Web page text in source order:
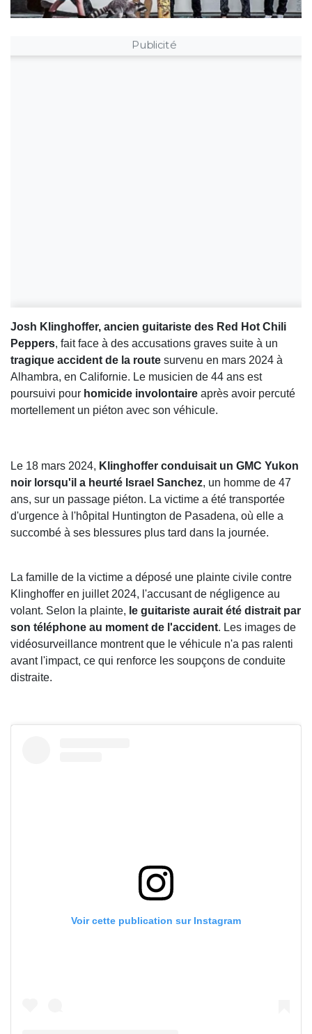
Publicité
Josh Klinghoffer, ancien guitariste des Red Hot Chili
Peppers, fait face à des accusations graves suite à un
tragique accident de la route survenu en mars 2024 à
Alhambra, en Californie. Le musicien de 44 ans est
poursuivi pour homicide involontaire après avoir percuté
mortellement un piéton avec son véhicule.
Le 18 mars 2024, Klinghoffer conduisait un GMC Yukon
noir lorsqu'il a heurté Israel Sanchez, un homme de 47
ans, sur un passage piéton. La victime a été transportée
d'urgence à l'hôpital Huntington de Pasadena, où elle a
succombé à ses blessures plus tard dans la journée.
La famille de la victime a déposé une plainte civile contre
Klinghoffer en juillet 2024, l'accusant de négligence au
volant. Selon la plainte, le guitariste aurait été distrait par
son téléphone au moment de l'accident. Les images de
vidéosurveillance montrent que le véhicule n'a pas ralenti
avant l'impact, ce qui renforce les soupçons de conduite
distraite.
Voir cette publication sur Instagram